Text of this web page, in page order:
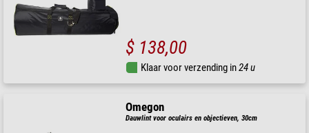
$ 138,00
Klaar voor verzending in24 u
Omegon
Dauwlint voor oculairs en objectieven, 30cm